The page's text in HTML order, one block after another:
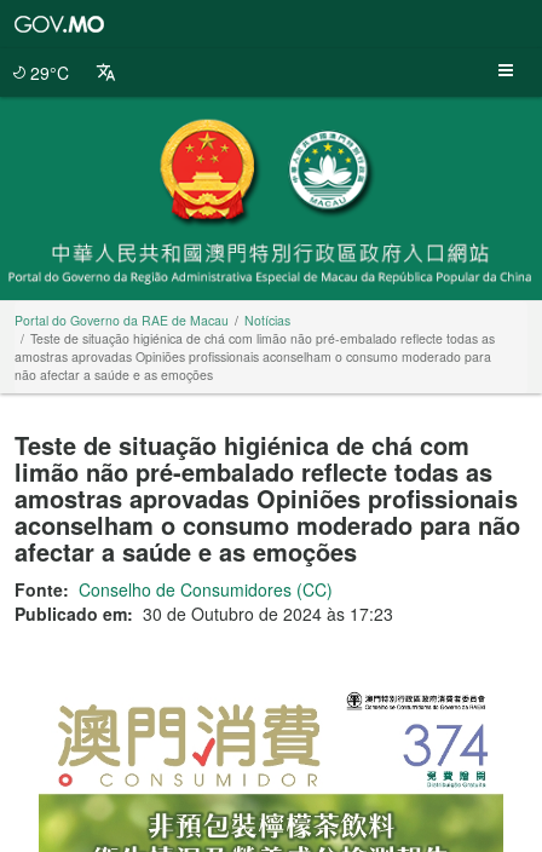
29°C
Portal do Governo da RAE de Macau
Notícias
Teste de situação higiénica de chá com limão não pré-embalado reflecte todas as
amostras aprovadas Opiniões profissionais aconselham o consumo moderado para
não afectar a saúde e as emoções
Teste de situação higiénica de chá com
limão não pré-embalado reflecte todas as
amostras aprovadas Opiniões profissionais
aconselham o consumo moderado para não
afectar a saúde e as emoções
Fonte: Conselho de Consumidores (CC)
Publicado em: 30 de Outubro de 2024 às 17:23